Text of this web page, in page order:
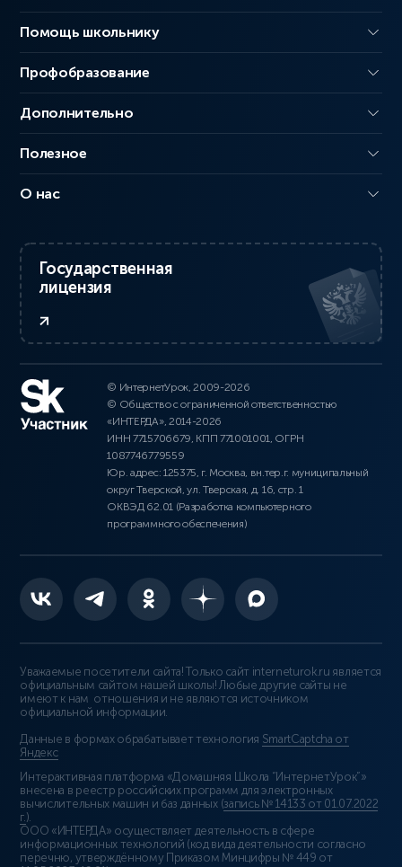
Помощь школьнику
Профобразование
Дополнительно
Полезное
О нас
Государственная
лицензия
© ИнтернетУрок, 2009-2026
© Общество с ограниченной ответственностью
«ИНТЕРДА», 2014-2026
ИНН 7715706679, КПП 771001001, ОГРН
1087746779559
Юр. адрес: 125375, г. Москва, вн.тер.г. муниципальный
округ Тверской, ул. Тверская, д. 16, стр. 1
ОКВЭД 62.01 (Разработка компьютерного
программного обеспечения)
Уважаемые посетители сайта! Только сайт interneturok.ru является
официальным сайтом нашей школы! Любые другие сайты не
имеют к нам отношения и не являются источником
официальной информации.
Данные в формах обрабатывает технология SmartCaptcha от
Яндекс
Интерактивная платформа «Домашняя Школа “ИнтернетУрок”»
внесена в реестр российских программ для электронных
вычислительных машин и баз данных (запись № 14133 от 01.07.2022
г.).
ООО «ИНТЕРДА» осуществляет деятельность в сфере
информационных технологий (код вида деятельности согласно
перечню, утверждённому Приказом Минцифры № 449 от